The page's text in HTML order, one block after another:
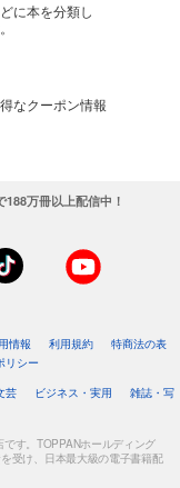
に本を分類し
なクーポン情報
万冊以上配信中！
情報 利用規約
特商法の表
リシー
芸 ビジネス・実用
雑誌・写
す。TOPPANホールディング
受け、日本最大級の電子書籍配